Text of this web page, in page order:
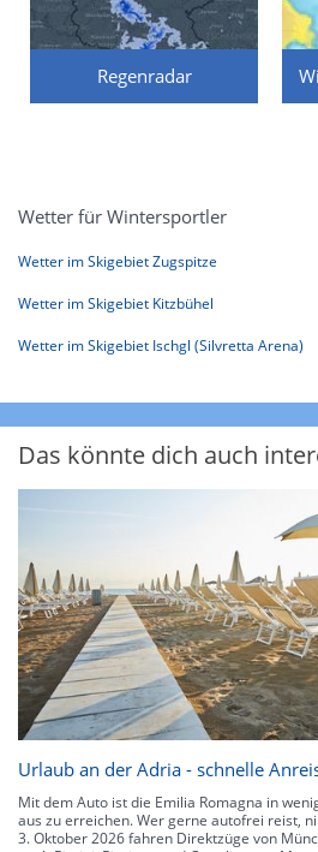
Regenradar
Wetter für Wintersportler
Wetter im Skigebiet Zugspitze
Wetter im Skigebiet Kitzbühel
Wetter im Skigebiet Ischgl (Silvretta Arena)
Das könnte dich auch
Urlaub an der Adria - schnelle
Mit dem Auto ist die Emilia Romagna in
aus zu erreichen. Wer gerne autofrei reist,
3. Oktober 2026 fahren Direktzüge von